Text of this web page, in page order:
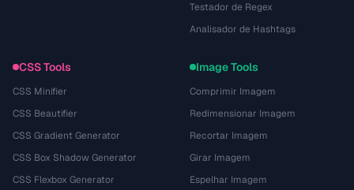
Testador de Regex
Analisador de Hashtags
CSS Tools
CSS Minifier
CSS Beautifier
CSS Gradient Generator
CSS Box Shadow Generator
CSS Flexbox Generator
Image Tools
Comprimir Imagem
Redimensionar Imagem
Recortar Imagem
Girar Imagem
Espelhar Imagem